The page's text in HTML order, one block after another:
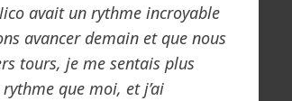
avait un rythme incroyable
avancer demain et que nous
tours, je me sentais plus
que moi, et j’ai